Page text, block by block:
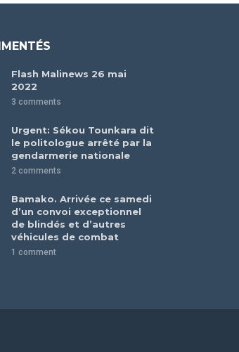
Flash Malinews 26 mai
2022
3 comments
Urgent: Sékou Tounkara dit
le politologue arrêté par la
gendarmerie nationale
2 comments
Bamako. Arrivée ce samedi
d’un convoi exceptionnel
de blindés et d’autres
véhicules de combat
1 comment